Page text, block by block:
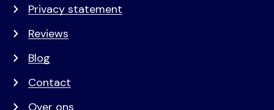
Privacy statement
Reviews
Blog
Contact
Over ons